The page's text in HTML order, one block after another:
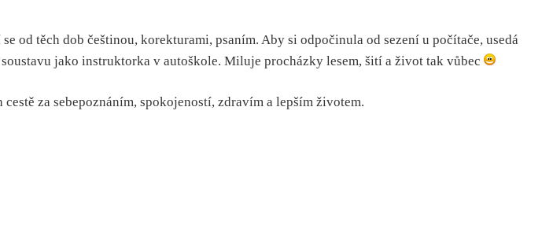
od těch dob češtinou, korekturami, psaním. Aby si odpočinula od sezení u počítače, usedá
jako instruktorka v autoškole. Miluje procházky lesem, šití a život tak vůbec
za sebepoznáním, spokojeností, zdravím a lepším životem.